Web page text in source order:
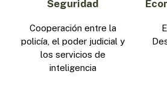
Seguridad
Cooperación entre la
policía, el poder judicial y
los servicios de
inteligencia